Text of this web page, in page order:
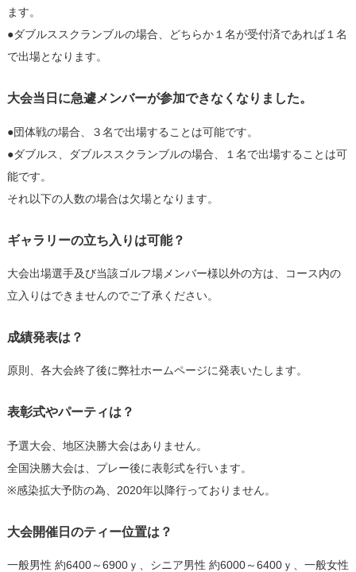
ます。
●ダブルススクランブルの場合、どちらか１名が受付済であれば１名
で出場となります。
大会当日に急遽メンバーが参加できなくなりました。
●団体戦の場合、３名で出場することは可能です。
●ダブルス、ダブルススクランブルの場合、１名で出場することは可
能です。
それ以下の人数の場合は欠場となります。
ギャラリーの立ち入りは可能？
大会出場選手及び当該ゴルフ場メンバー様以外の方は、コース内の
立入りはできませんのでご了承ください。
成績発表は？
原則、各大会終了後に弊社ホームページに発表いたします。
表彰式やパーティは？
予選大会、地区決勝大会はありません。
全国決勝大会は、プレー後に表彰式を行います。
※感染拡大予防の為、2020年以降行っておりません。
大会開催日のティー位置は？
一般男性 約6400～6900ｙ、シニア男性 約6000～6400ｙ、一般女性